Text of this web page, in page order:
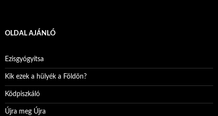
OLDAL AJÁNLÓ
Ezisgyógyítsa
Kik ezek a hülyék a Földön?
Ködpiszkáló
Újra meg Újra